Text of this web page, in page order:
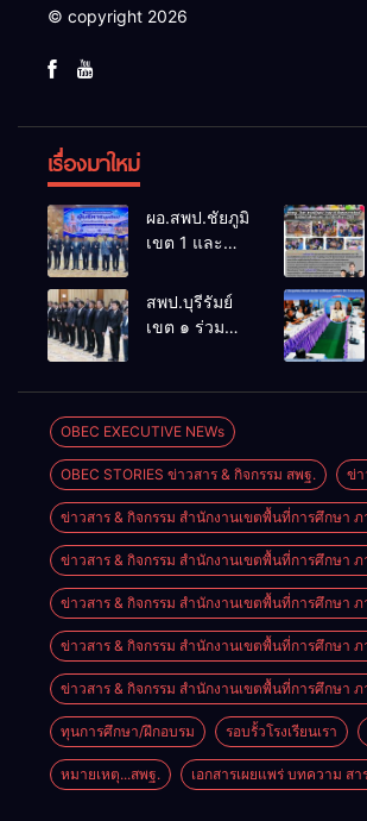
© copyright 2026
เรื่องมาใหม่
ผอ.สพป.ชัยภูมิ
เขต 1 และ
ประชุม
สัมมนาทาง
นำการศึกษา
ไทยสู่อนาคต”
ประจำเขต
ตรวจราชการ
ที่ 13
สพป.บุรีรัมย์
เขต ๑ ร่วม
นำการศึกษา
ไทยสู่อนาคต”
เขตตรวจ
ราชการที่ ๑๓
OBEC EXECUTIVE NEWs
OBEC STORIES ข่าวสาร & กิจกรรม สพฐ. ข่า
ข่าวสาร & กิจกรรม สำนักงานเขตพื้นที่การศึกษา ภ
ข่าวสาร & กิจกรรม สำนักงานเขตพื้นที่การศึกษา
ข่าวสาร & กิจกรรม สำนักงานเขตพื้นที่การศึกษา
ข่าวสาร & กิจกรรม สำนักงานเขตพื้นที่การศึกษา ภ
ข่าวสาร & กิจกรรม สำนักงานเขตพื้นที่การศึกษา
ทุนการศึกษา/ฝึกอบรม รอบรั้วโรงเรียนเรา
หมายเหตุ...สพฐ. เอกสารเผยแพร่ บทความ สา